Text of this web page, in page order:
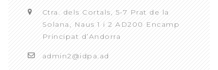
Ctra. dels Cortals, 5-7 Prat de la
Solana, Naus 1 i 2 AD200 Encamp
Principat d’Andorra
admin2@idpa.ad